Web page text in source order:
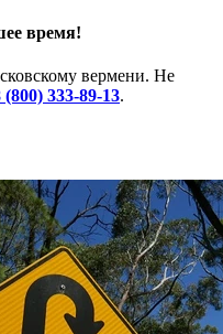
время!
вермени. Не
(800) 333-89-13.